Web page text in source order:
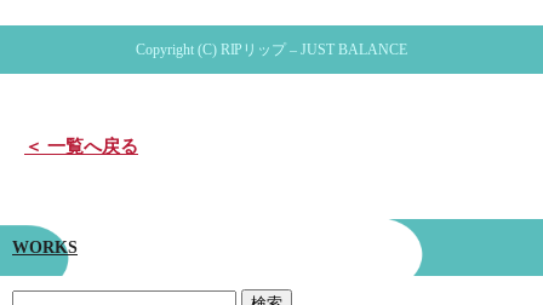
Copyright (C) RIPリップ – JUST BALANCE
＜ 一覧へ戻る
WORKS